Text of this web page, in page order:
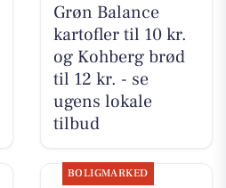
Grøn Balance
kartofler til 10 kr.
og Kohberg brød
til 12 kr. - se
ugens lokale
tilbud
BOLIGMARKED